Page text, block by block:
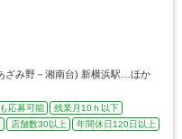
ざみ野－湘南台) 新横浜駅…ほか
応募可能
残業月10ｈ以下
店舗数30以上 年間休日120日以上